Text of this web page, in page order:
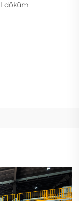
döküm